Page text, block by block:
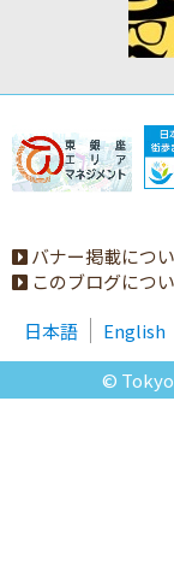
バナー掲載につ
このブログにつ
日本語
English
© Tokyo